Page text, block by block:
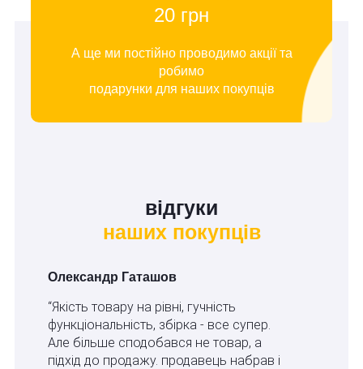
20 грн
А ще ми постійно проводимо акції та
робимо
подарунки для наших покупців
відгуки
наших покупців
Олександр Гаташов
“Якість товару на рівні, гучність
функціональність, збірка - все супер.
Але більше сподобався не товар, а
підхід до продажу. продавець набрав і